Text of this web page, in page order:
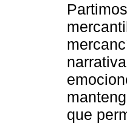
que